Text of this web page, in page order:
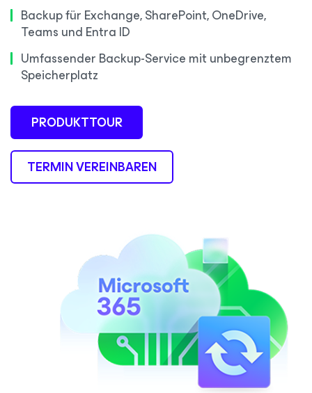
Backup für Exchange, SharePoint, OneDrive,
Teams und Entra ID
Umfassender Backup-Service mit unbegrenztem
Speicherplatz
PRODUKTTOUR
TERMIN VEREINBAREN